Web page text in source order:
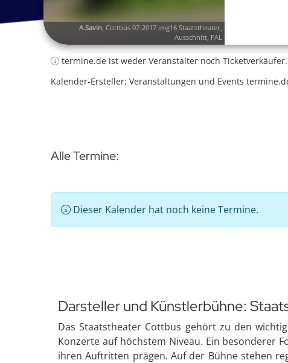
A.Savin, Cottbus 07-2017 img16 Staatstheater,
Ausschnitt, FAL
termine.de ist weder Veranstalter noch Ticketverkäufer.
Kalender-Ersteller: Veranstaltungen und Events
Alle Termine:
Dieser Kalender hat noch keine Termine.
Darsteller und Künstlerbühne:
Das Staatstheater Cottbus gehört zu den
Konzerte auf höchstem Niveau. Ein besonderer
ihren Auftritten prägen. Auf der Bühne stehen